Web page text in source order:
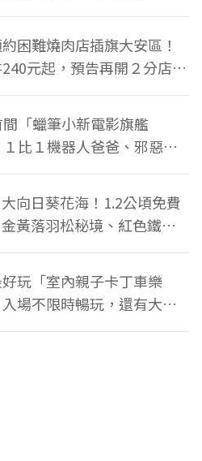
困難燒肉店插旗大安區！
元起，預告再開２分店、
「蠟筆小新電影旗艦
比１機器人爸爸、邪惡正
周邊買翻
向日葵花海！1.2公頃免費
黃落羽松秘境、紅色鐵橋
玩「室內親子卡丁車樂
場不限時暢玩，還有大螢
遊戲區